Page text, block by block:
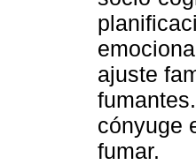
ajuste
cónyuge
fumar.